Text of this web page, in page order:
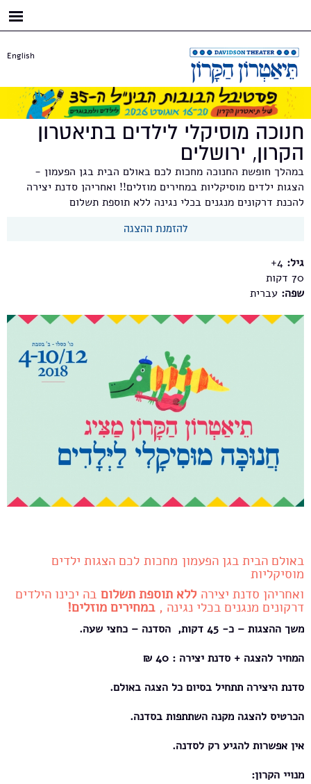
English
חנוכה מוסיקלי לילדים בתיאטרון
הקרון, ירושלים
במהלך חופשת החנוכה מחכות לכם באולם הבית בגן הפעמון -
הצגות ילדים מוסיקליות במחירים מוזלים!! ואחריהן סדנת יצירה
להכנת דרקונים מנגנים בכלי נגינה ללא תוספת תשלום
להזמנת ההצגה
גיל: 4+
70
שפה: עברית
באולם הבית בגן הפעמון מחכות לכם הצגות ילדים
מוסיקליות
ואחריהן סדנת יצירה ללא תוספת תשלום בה יכינו הילדים
דרקונים מנגנים בכלי נגינה ,במחירים מוזלים!
משך ההצגות – כ- 45 דקות, הסדנה – כחצי שעה.
המחיר להצגה + סדנת יצירה : 40 ₪
סדנת היצירה תתחיל בסיום כל הצגה באולם.
הכרטיס להצגה מקנה השתתפות בסדנה.
אין אפשרות להגיע רק לסדנה.
מנויי הקרון: